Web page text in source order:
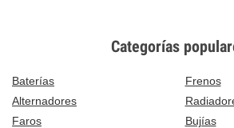
Categorías
Baterías
Frenos
Alternadores
Faros
Bujías